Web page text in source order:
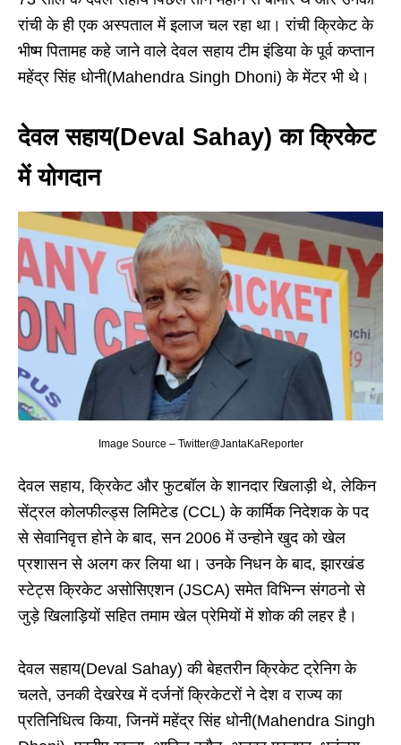
रांची के ही एक अस्पताल में इलाज चल रहा था। रांची क्रिकेट के
भीष्म पितामह कहे जाने वाले देवल सहाय टीम इंडिया के पूर्व कप्तान
महेंद्र सिंह धोनी(Mahendra Singh Dhoni) के मेंटर भी थे।
देवल सहाय(Deval Sahay) का क्रिकेट
में योगदान
Image Source – Twitter@JantaKaReporter
देवल सहाय, क्रिकेट और फुटबॉल के शानदार खिलाड़ी थे, लेकिन
सेंट्रल कोलफील्ड्स लिमिटेड (CCL) के कार्मिक निदेशक के पद
से सेवानिवृत्त होने के बाद, सन 2006 में उन्होने खुद को खेल
प्रशासन से अलग कर लिया था। उनके निधन के बाद, झारखंड
स्टेट्स क्रिकेट असोसिएशन (JSCA) समेत विभिन्न संगठनो से
जुड़े खिलाड़ियों सहित तमाम खेल प्रेमियों में शोक की लहर है।
देवल सहाय(Deval Sahay) की बेहतरीन क्रिकेट ट्रेनिग के
चलते, उनकी देखरेख में दर्जनों क्रिकेटरों ने देश व राज्य का
प्रतिनिधित्व किया, जिनमें महेंद्र सिंह धोनी(Mahendra Singh